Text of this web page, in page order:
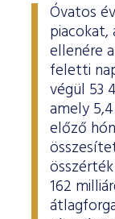
Óvatos
piacokat,
ellenére
feletti
végül 53
amely
előző
162